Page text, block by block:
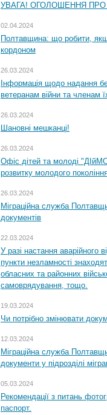
УВАГА! ОГОЛОШЕННЯ
02.04.2024
Полтавщина: що робити,
кордоном
26.03.2024
Інформація щодо надання
ветеранам війни та членам
26.03.2024
Шановні мешканці!
26.03.2024
Офіс дітей та молоді
розвитку молодого
26.03.2024
Міграційна служба
документів
22.03.2024
У разі настання аварійного
пункти незламності
обласних та районних
самоврядування, тощо.
19.03.2024
Чи потрібно змінювати
12.03.2024
Міграційна служба
документи у підрозділі
05.03.2024
Рекомендації з питань
паспорт.